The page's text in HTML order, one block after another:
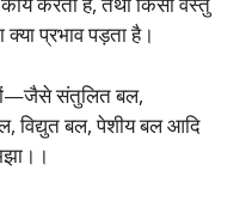
प्रभाव पड़ता है।
संतुलित बल,
विद्युत बल, पेशीय बल आदि